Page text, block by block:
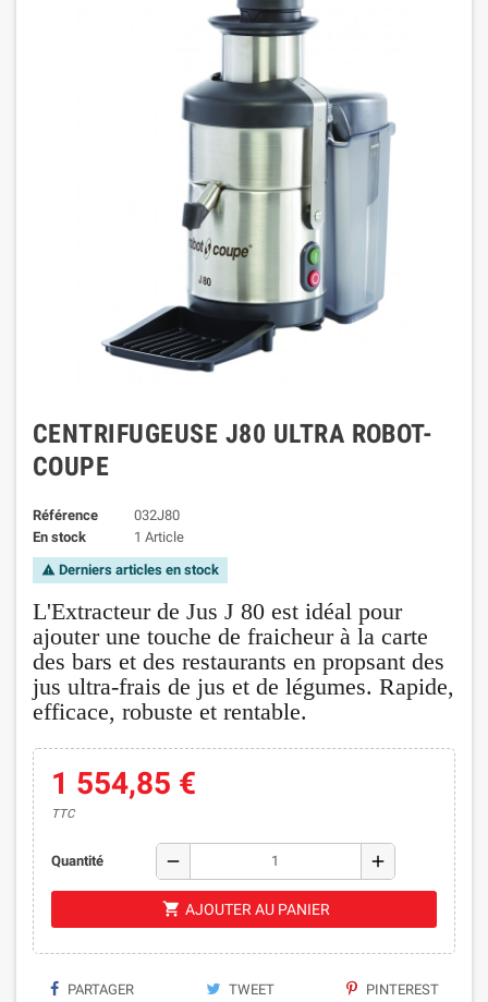
CENTRIFUGEUSE J80 ULTRA ROBOT-
COUPE
Référence
032J80
En stock
1 Article
warning Derniers articles en stock
L'Extracteur de Jus J 80 est idéal pour
ajouter une touche de fraicheur à la carte
des bars et des restaurants en propsant des
jus ultra-frais de jus et de légumes. Rapide,
efficace, robuste et rentable.
1 554,85 €
TTC
Quantité remove add
shopping_cart AJOUTER AU PANIER
PARTAGER TWEET PINTEREST